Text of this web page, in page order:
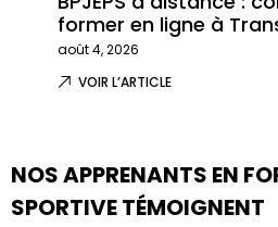
former en ligne à
août 4, 2026
VOIR L’ARTICLE
NOS APPRENANTS EN
SPORTIVE TÉMOIGNENT